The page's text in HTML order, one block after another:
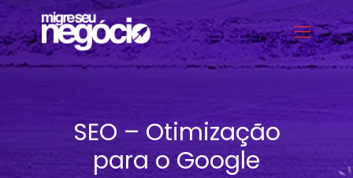
SEO – Otimização
para o Google